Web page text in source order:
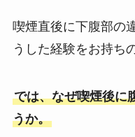
喫煙直後に下腹部の
うした経験をお持ち
では、なぜ喫煙後に
うか。